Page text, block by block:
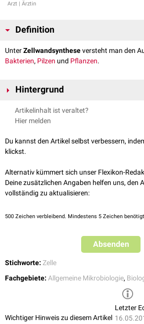
Arzt | Ärztin
Definition
UnterZellwandsyntheseversteht man den
Bakterien, Pilzen und Pflanzen.
Hintergrund
Menschliche und tierische Zellen verfügen
Plasmamembran
davon gelegene Zellwand. Es gibt jedoch auch
Zellwand.
Pilzenvon Interesse, da sie ein mögliches Ziel
sind. So wirken viele wichtigeAntibiotika
der Zellwand hemmen.
Beta-Lactam-Antibiotika(Penicillineund
Artikelinhalt ist veraltet?
Hier melden
Du kannst den Artikel selbst verbessern,
klickst.
Alternativ kümmert sich unser Flexikon-
Deine zusätzlichen Angaben helfen uns, den
vollständig zu aktualisieren:
500 Zeichen verbleibend. Mindestens 5 Zeichen
Absenden
Stichworte: Zelle
Fachgebiete: Allgemeine Mikrobiologie,
Wichtiger Hinweis zu diesem Artikel
Letzter